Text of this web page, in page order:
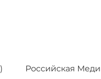
Российская